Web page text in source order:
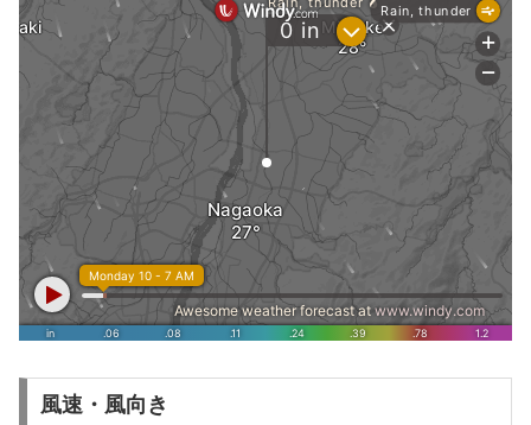
風速・風向き